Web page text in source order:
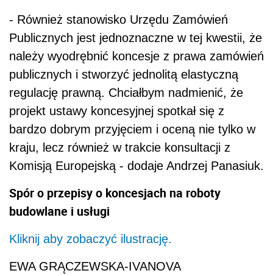
- Również stanowisko Urzędu Zamówień
Publicznych jest jednoznaczne w tej kwestii, że
należy wyodrębnić koncesje z prawa zamówień
publicznych i stworzyć jednolitą elastyczną
regulację prawną. Chciałbym nadmienić, że
projekt ustawy koncesyjnej spotkał się z
bardzo dobrym przyjęciem i oceną nie tylko w
kraju, lecz również w trakcie konsultacji z
Komisją Europejską - dodaje Andrzej Panasiuk.
Spór o przepisy o koncesjach na roboty
budowlane i usługi
Kliknij aby zobaczyć ilustrację.
EWA GRĄCZEWSKA-IVANOVA